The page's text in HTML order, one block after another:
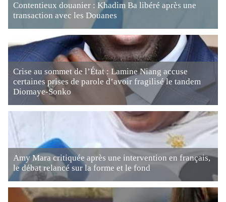
Contentieux douanier : Khadim Ba libéré après une
transaction avec les Douanes
Crise au sommet de l’État : Lamine Niang accuse
certaines prises de parole d’avoir fragilisé le tandem
Diomaye-Sonko
Amy Mara critiquée après une intervention en français,
le débat relancé sur la forme et le fond